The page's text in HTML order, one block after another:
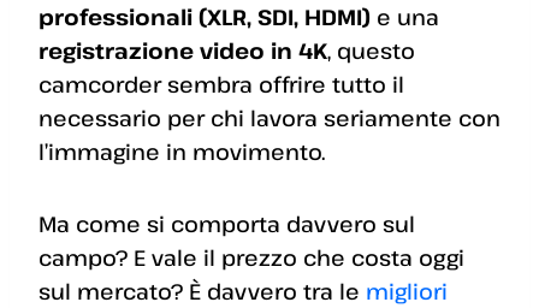
professionali (XLR, SDI, HDMI) e una
registrazione video in 4K, questo
camcorder sembra offrire tutto il
necessario per chi lavora seriamente con
l’immagine in movimento.
Ma come si comporta davvero sul
campo? E vale il prezzo che costa oggi
sul mercato? È davvero tra le migliori